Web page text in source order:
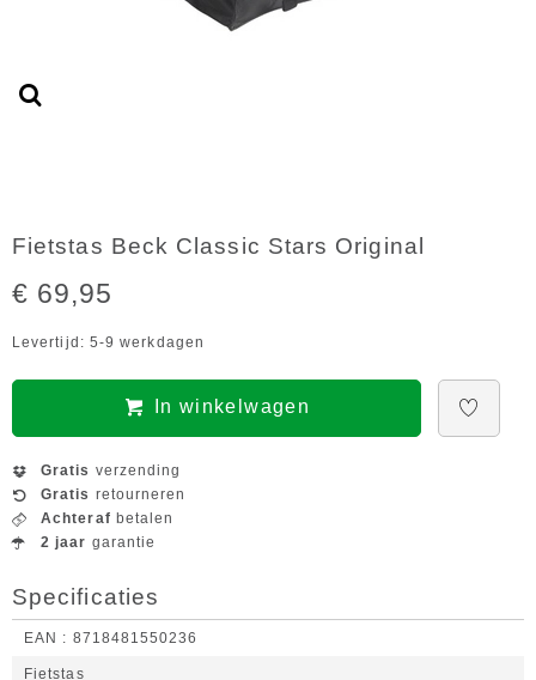
Fietstas Beck Classic Stars Original
€ 69,95
Levertijd: 5-9 werkdagen
In winkelwagen
Gratis verzending
Gratis retourneren
Achteraf betalen
2 jaar garantie
Specificaties
EAN 8718481550236
Fietstas